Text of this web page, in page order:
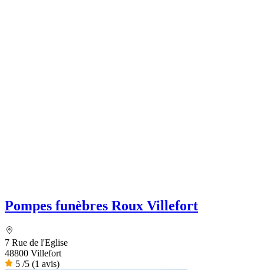
Pompes funèbres Roux Villefort
7 Rue de l'Eglise
48800 Villefort
5 /5 (1 avis)